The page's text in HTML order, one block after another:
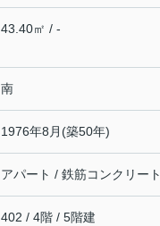
43.40㎡ / -
南
1976年8月(築50年)
アパート / 鉄筋コンクリート
402 / 4階 / 5階建